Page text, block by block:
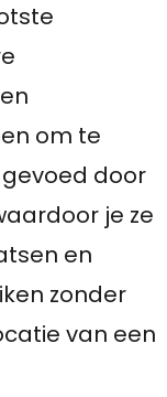
om te
door
je ze
en
zonder
van een